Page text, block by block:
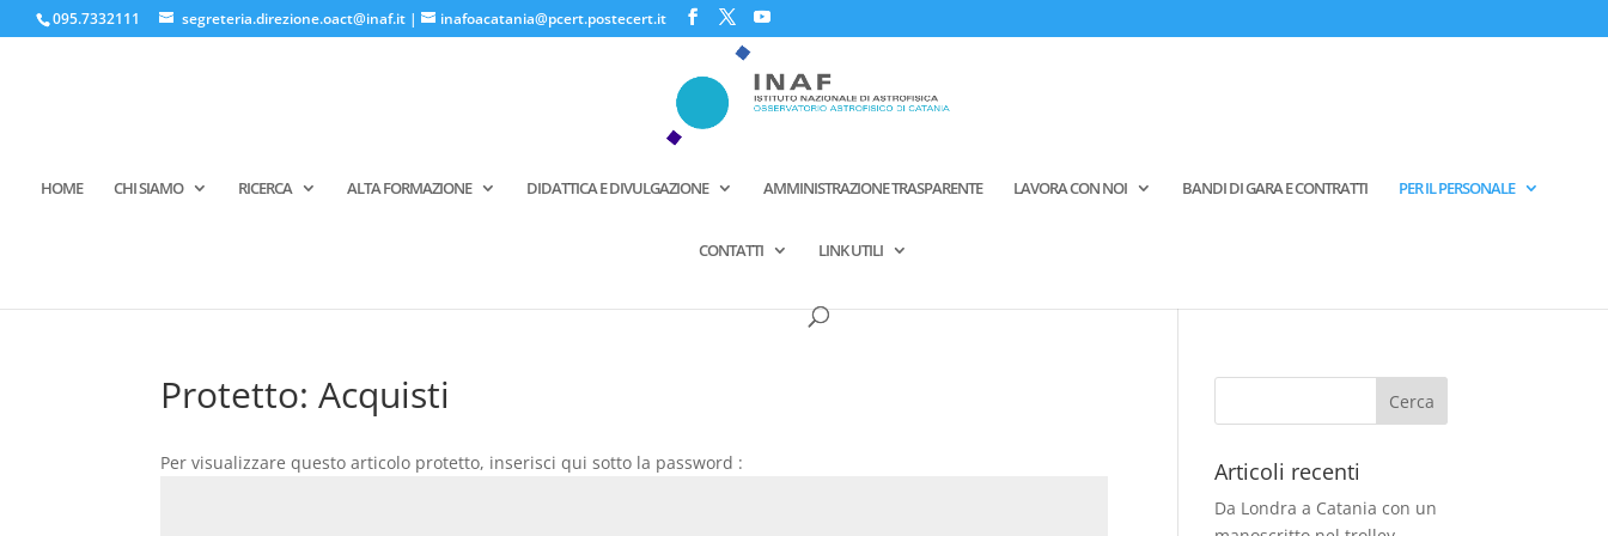
095.7332111 segreteria.direzione.oact@inaf.it | inafoacatania@pcert.postecert.it
HOME CHI SIAMO RICERCA ALTA FORMAZIONE DIDATTICA E DIVULGAZIONE AMMINISTRAZIONE TRASPARENTE LAVORA CON NOI BANDI DI GARA E CONTRATTI PER IL PERSONALE
CONTATTI LINK UTILI
Protetto: Acquisti
Per visualizzare questo articolo protetto, inserisci qui sotto la password : Articoli recenti
Da Londra a Catania con un